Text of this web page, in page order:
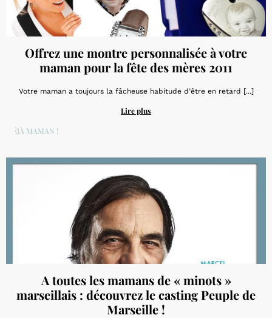
Offrez une montre personnalisée à votre
maman pour la fête des mères 2011
Votre maman a toujours la fâcheuse habitude d’être en retard [...]
Lire plus
DÉJÀ MAMAN !
A toutes les mamans de « minots »
marseillais : découvrez le casting Peuple de
Marseille !